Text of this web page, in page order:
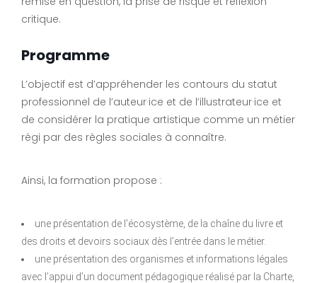
critique.
Programme
L’objectif est d’appréhender les contours du statut
professionnel de l’auteur·ice et de l’illustrateur·ice et
de considérer la pratique artistique comme un métier
régi par des règles sociales à connaître.
Ainsi, la formation propose :
une présentation de l’écosystème, de la chaîne du livre et
des droits et devoirs sociaux dès l’entrée dans le métier.
une présentation des organismes et informations légales
avec l’appui d’un document pédagogique réalisé par la Charte,